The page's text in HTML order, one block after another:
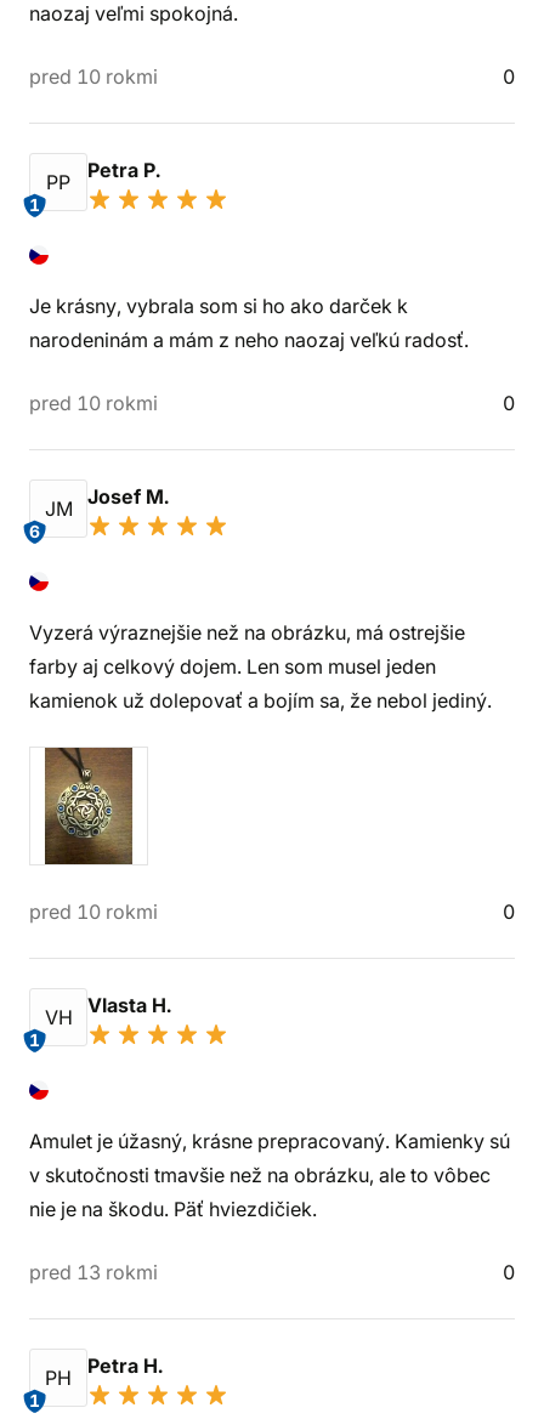
naozaj veľmi spokojná.
pred 10 rokmi 0
PP
1
Petra P.
Je krásny, vybrala som si ho ako darček k
narodeninám a mám z neho naozaj veľkú radosť.
pred 10 rokmi 0
JM
6
Josef M.
Vyzerá výraznejšie než na obrázku, má ostrejšie
farby aj celkový dojem. Len som musel jeden
kamienok už dolepovať a bojím sa, že nebol jediný.
pred 10 rokmi 0
VH
1
Vlasta H.
Amulet je úžasný, krásne prepracovaný. Kamienky sú
v skutočnosti tmavšie než na obrázku, ale to vôbec
nie je na škodu. Päť hviezdičiek.
pred 13 rokmi 0
PH
1
Petra H.